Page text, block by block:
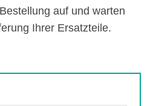
auf und warten
Ihrer Ersatzteile.